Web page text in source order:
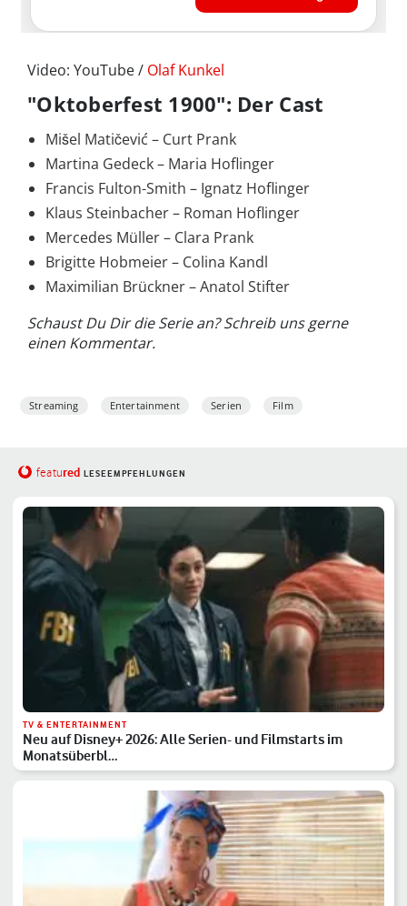
Video: YouTube / Olaf Kunkel
"Oktoberfest 1900": Der Cast
Mišel Matičević – Curt Prank
Martina Gedeck – Maria Hoflinger
Francis Fulton-Smith – Ignatz Hoflinger
Klaus Steinbacher – Roman Hoflinger
Mercedes Müller – Clara Prank
Brigitte Hobmeier – Colina Kandl
Maximilian Brückner – Anatol Stifter
Schaust Du Dir die Serie an? Schreib uns gerne
einen Kommentar.
Streaming Entertainment Serien Film
featured LESEEMPFEHLUNGEN
TV & ENTERTAINMENT
Neu auf Disney+ 2026: Alle Serien- und Filmstarts im
Monatsüberbl…